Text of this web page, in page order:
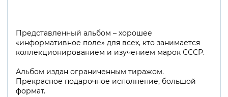
Представленный альбом – хорошее
«информативное поле» для всех, кто занимается
коллекционированием и изучением марок СССР.
Альбом издан ограниченным тиражом.
Прекрасное подарочное исполнение, большой
формат.